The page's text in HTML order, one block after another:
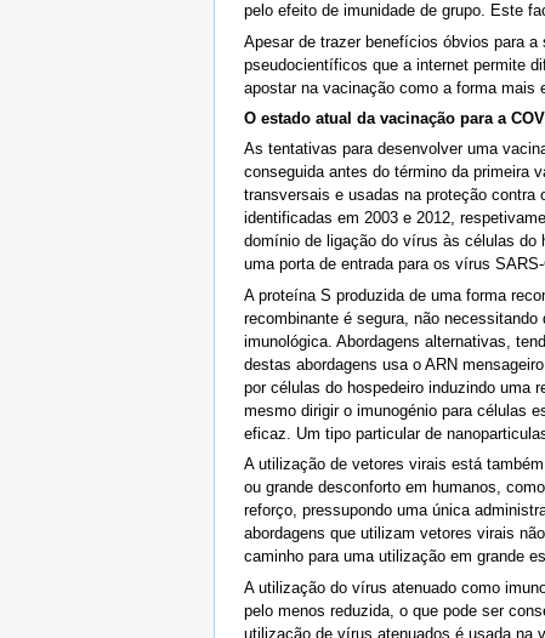
pelo efeito de imunidade de grupo. Este
Apesar de trazer benefícios óbvios para
pseudocientíficos que a internet permite
apostar na vacinação como a forma mais
O estado atual da vacinação para a
As tentativas para desenvolver uma
conseguida antes do término da primeira
transversais e usadas na proteção contra
identificadas em 2003 e 2012,
domínio de ligação do vírus às células do
uma porta de entrada para os vírus
A proteína S produzida de uma forma
recombinante é segura, não
imunológica. Abordagens alternativas,
destas abordagens usa o ARN
por células do hospedeiro induzindo uma
mesmo dirigir o imunogénio para células
eficaz. Um tipo particular de
A utilização de vetores virais está
ou grande desconforto em humanos,
reforço, pressupondo uma única
abordagens que utilizam vetores virais
caminho para uma utilização em grande
A utilização do vírus atenuado como
pelo menos reduzida, o que pode ser
utilização de vírus atenuados é usada na